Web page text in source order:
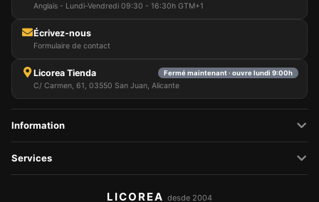
Anglais - Lundi-Vendredi 09:30 - 16:30h GTM+1
Écrivez-nous
Formulaire de contact
Licorea Tienda Fermé maintenant · ouvre lundi 9:00h
C/ Carmen, 61, 03550 San Juan, Alicante
Information
Services
LICOREA desde 2004